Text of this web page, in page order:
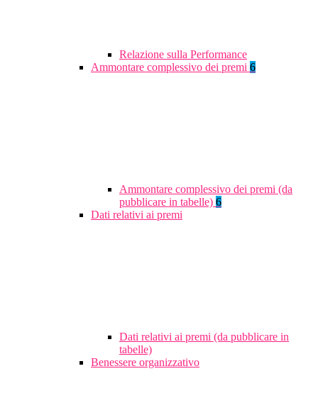
Relazione sulla Performance
Ammontare complessivo dei premi 6
Ammontare complessivo dei premi (da
pubblicare in tabelle) 6
Dati relativi ai premi
Dati relativi ai premi (da pubblicare in
tabelle)
Benessere organizzativo